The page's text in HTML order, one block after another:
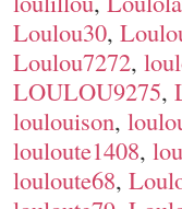
Loulou30,
Loulou7272,
LOULOU9275,
loulouison,
louloute1408,
louloute68,